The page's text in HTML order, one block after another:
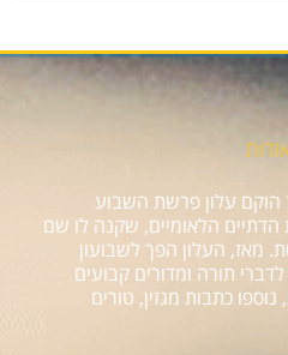
25 שנה, אז הוקם עלון פרשת השבוע
הלאומיים, שקנה לו שם
מאז, העלון הפך לשבועון
תורה ומדורים קבועים
כתבות מגזין, טורים